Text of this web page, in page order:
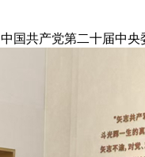
中国共产党第二十届中